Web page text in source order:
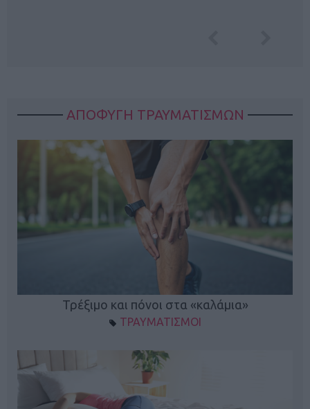
ΑΠΟΦΥΓΗ ΤΡΑΥΜΑΤΙΣΜΩΝ
Τρέξιμο και πόνοι στα «καλάμια»
ΤΡΑΥΜΑΤΙΣΜΟΙ